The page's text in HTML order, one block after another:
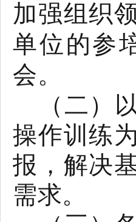
加强组织
单位的参
会。
（二）
操作训练
报，解决
需求。